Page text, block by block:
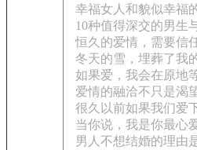
幸福女人和貌似幸福
10种值得深交的男生
恒久的爱情，需要信
冬天的雪，埋葬了我
如果爱，我会在原地
爱情的融洽不只是渴
很久以前如果我们
当你说，我是你最心
男人不想结婚的理由